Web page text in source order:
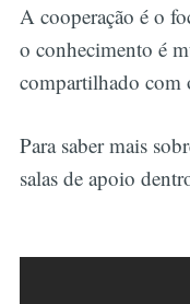
A cooperação é o
o conhecimento é
compartilhado com
Para saber mais
salas de apoio